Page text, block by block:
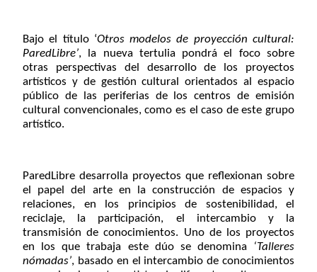
Bajo el título ‘Otros modelos de proyección cultural:
ParedLibre’, la nueva tertulia pondrá el foco sobre
otras perspectivas del desarrollo de los proyectos
artísticos y de gestión cultural orientados al espacio
público de las periferias de los centros de emisión
cultural convencionales, como es el caso de este grupo
artístico.
ParedLibre desarrolla proyectos que reflexionan sobre
el papel del arte en la construcción de espacios y
relaciones, en los principios de sostenibilidad, el
reciclaje, la participación, el intercambio y la
transmisión de conocimientos. Uno de los proyectos
en los que trabaja este dúo se denomina
‘Talleres
nómadas’, basado en el intercambio de conocimientos